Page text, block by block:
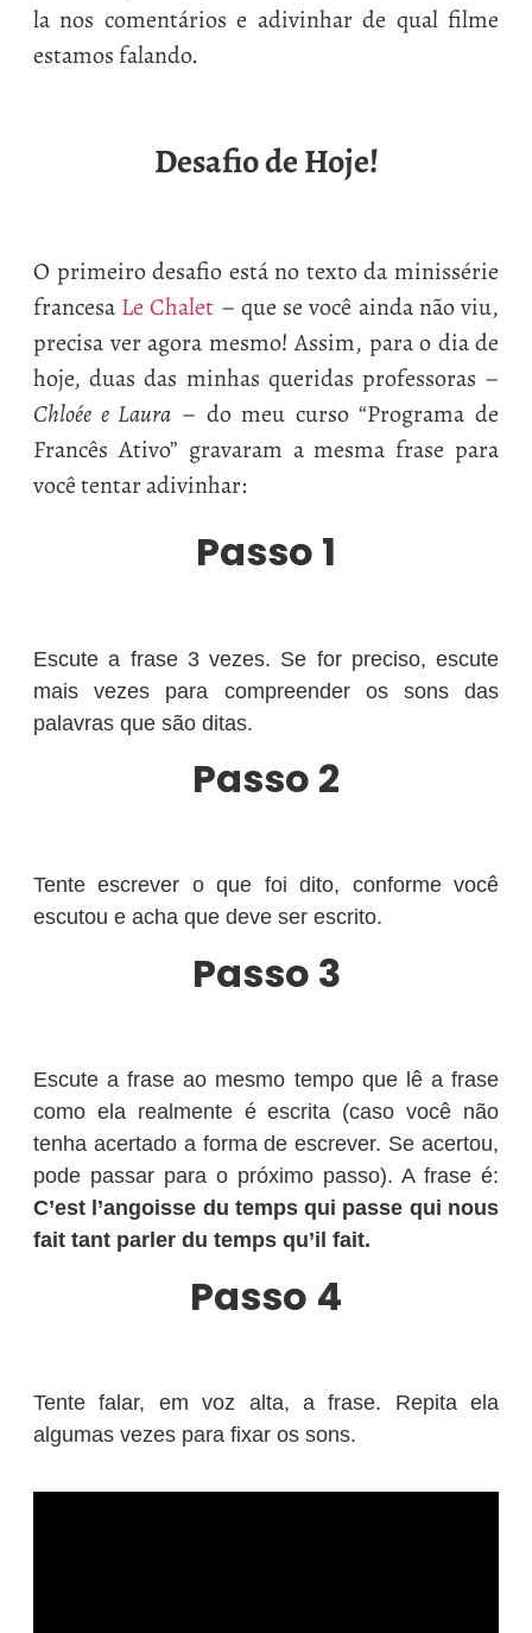
la nos comentários e adivinhar de qual filme
estamos falando.
Desafio de Hoje!
O primeiro desafio está no texto da minissérie
francesa Le Chalet – que se você ainda não viu,
precisa ver agora mesmo! Assim, para o dia de
hoje, duas das minhas queridas professoras –
Chloée e Laura – do meu curso “Programa de
Francês Ativo” gravaram a mesma frase para
você tentar adivinhar:
Passo 1
Escute a frase 3 vezes. Se for preciso, escute
mais vezes para compreender os sons das
palavras que são ditas.
Passo 2
Tente escrever o que foi dito, conforme você
escutou e acha que deve ser escrito.
Passo 3
Escute a frase ao mesmo tempo que lê a frase
como ela realmente é escrita (caso você não
tenha acertado a forma de escrever. Se acertou,
pode passar para o próximo passo). A frase é:
C’est l’angoisse du temps qui passe qui nous
fait tant parler du temps qu’il fait.
Passo 4
Tente falar, em voz alta, a frase. Repita ela
algumas vezes para fixar os sons.